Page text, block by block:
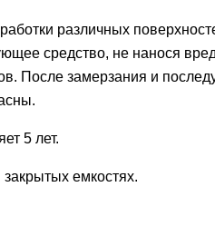
различных
средство, не нанося
После замерзания и
5 лет.
емкостях.